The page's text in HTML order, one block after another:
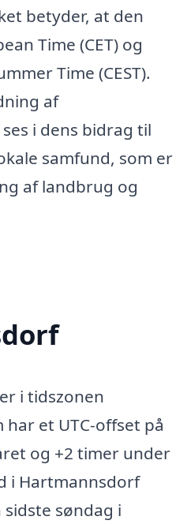
betyder, at den
Time (CET) og
Time (CEST).
af
i dens bidrag til
samfund, som er
af landbrug og
i tidszonen
har et UTC-offset på
og +2 timer under
i Hartmannsdorf
søndag i